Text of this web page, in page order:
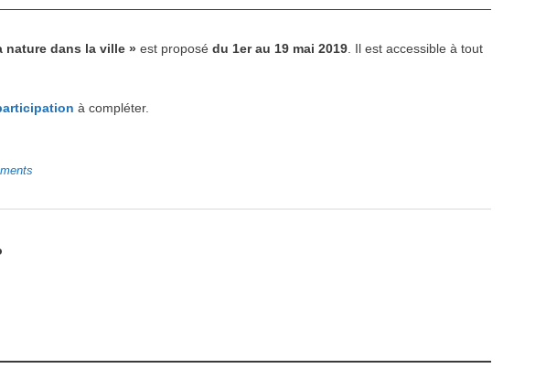
nature dans la ville » est proposédu 1er au 19 mai 2019 . Il est accessible à tout
à compléter.